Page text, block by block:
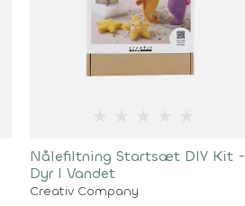
Nålefiltning Startsæt DIY Kit -
Dyr I Vandet
Creativ Company